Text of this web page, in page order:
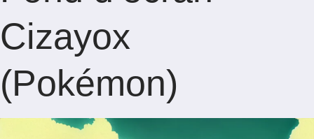
Cizayox
(Pokémon)